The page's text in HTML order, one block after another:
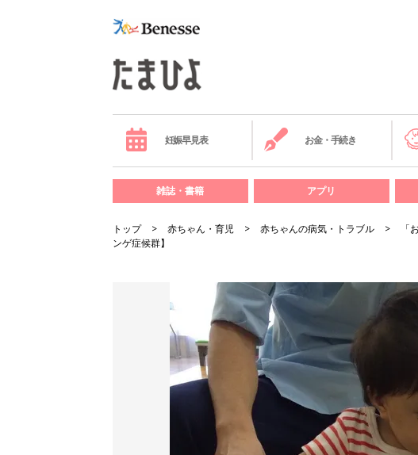
妊娠早見表 お金・手続き
雑誌・書籍 アプリ
トップ 赤ちゃん・育児 赤ちゃんの病気・トラブル
「
ンゲ症候群】